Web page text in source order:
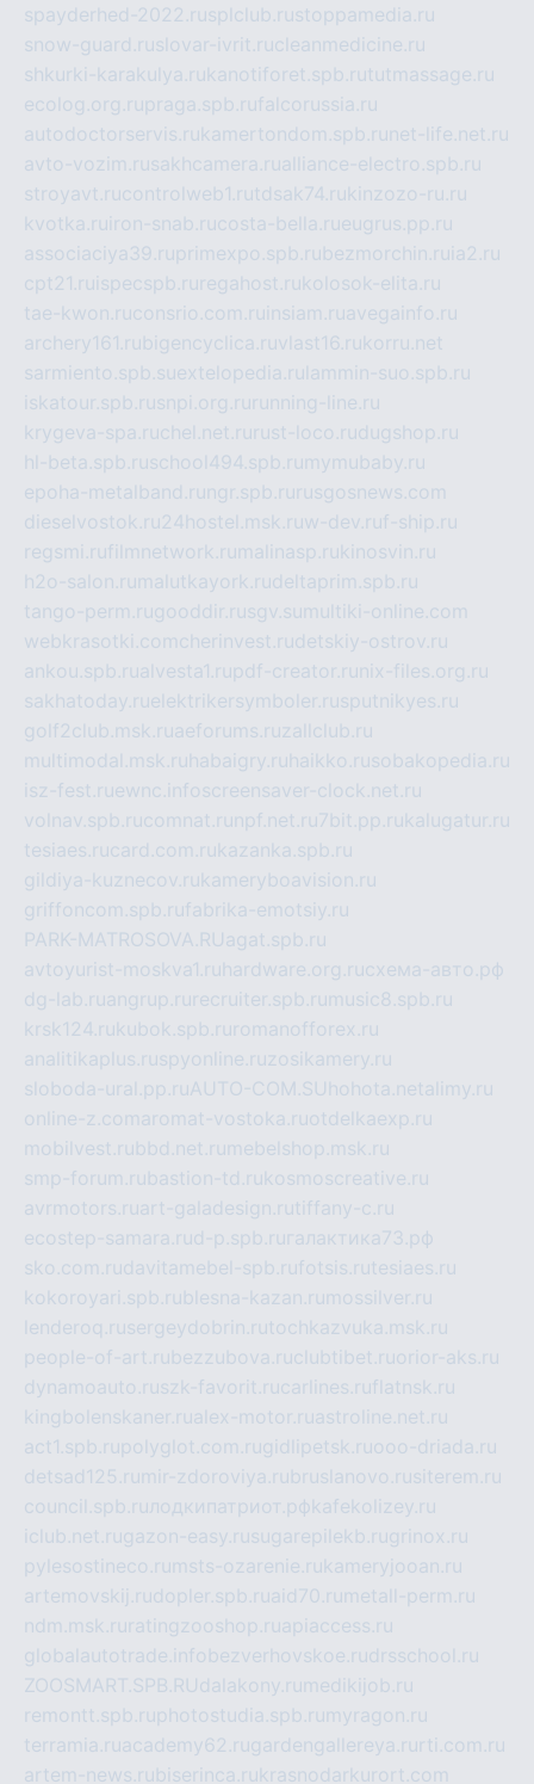
spayderhed-2022.rusplclub.rustoppamedia.ru
snow-guard.ruslovar-ivrit.rucleanmedicine.ru
shkurki-karakulya.rukanotiforet.spb.rututmassage.ru
ecolog.org.rupraga.spb.rufalcorussia.ru
autodoctorservis.rukamertondom.spb.ru net-life.net.ru
avto-vozim.rusakhcamera.rualliance-electro.spb.ru
stroyavt.rucontrolweb1.rutdsak74.rukinzozo-ru.ru
kvotka.ru iron-snab.rucosta-bella.rueugrus.pp.ru
associaciya39.ruprimexpo.spb.rubezmorchin.ru ia2.ru
cpt21.ru ispecspb.ru regahost.rukolosok-elita.ru
tae-kwon.ruconsrio.com.ru insiam.ruavegainfo.ru
archery161.rubigencyclica.ruvlast16.rukorru.net
sarmiento.spb.suextelopedia.ru lammin-suo.spb.ru
iskatour.spb.rusnpi.org.ru running-line.ru
krygeva-spa.ruchel.net.ru rust-loco.rudugshop.ru
hl-beta.spb.ruschool494.spb.ru mymubaby.ru
epoha-metalband.ru ngr.spb.ru rusgosnews.com
dieselvostok.ru24hostel.msk.ruw-dev.ruf-ship.ru
regsmi.rufilmnetwork.ru malinasp.rukinosvin.ru
h2o-salon.ru malutkayork.rudeltaprim.spb.ru
tango-perm.rugooddir.rusgv.su multiki-online.com
webkrasotki.comcherinvest.rudetskiy-ostrov.ru
ankou.spb.rualvesta1.rupdf-creator.ru nix-files.org.ru
sakhatoday.ruelektrikersymboler.rusputnikyes.ru
golf2club.msk.ruaeforums.ruzallclub.ru
multimodal.msk.ru habaigry.ru haikko.rusobakopedia.ru
isz-fest.ruewnc.infoscreensaver-clock.net.ru
volnav.spb.rucomnat.ru npf.net.ru 7bit.pp.rukalugatur.ru
tesiaes.rucard.com.rukazanka.spb.ru
gildiya-kuznecov.rukameryboavision.ru
griffoncom.spb.rufabrika-emotsiy.ru
PARK-MATROSOVA.RUagat.spb.ru
avtoyurist-moskva1.ru hardware.org.ruсхема-авто.рф
dg-lab.ruangrup.ru recruiter.spb.ru music8.spb.ru
krsk124.rukubok.spb.ru romanofforex.ru
analitikaplus.ruspyonline.ruzosikamery.ru
sloboda-ural.pp.ruAUTO-COM.SU hohota.net alimy.ru
online-z.comaromat-vostoka.ruotdelkaexp.ru
mobilvest.rubbd.net.ru mebelshop.msk.ru
smp-forum.rubastion-td.rukosmoscreative.ru
avrmotors.ruart-galadesign.rutiffany-c.ru
ecostep-samara.rud-p.spb.ru галактика73.рф
sko.com.rudavitamebel-spb.rufotsis.rutesiaes.ru
kokoroyari.spb.rublesna-kazan.ru mossilver.ru
lenderoq.rusergeydobrin.rutochkazvuka.msk.ru
people-of-art.rubezzubova.ruclubtibet.ruorior-aks.ru
dynamoauto.ruszk-favorit.rucarlines.ruflatnsk.ru
kingbolenskaner.rualex-motor.ruastroline.net.ru
act1.spb.rupolyglot.com.rugidlipetsk.ruooo-driada.ru
detsad125.ru mir-zdoroviya.rubruslanovo.rusiterem.ru
council.spb.ruлодкипатриот.рфkafekolizey.ru
iclub.net.rugazon-easy.rusugarepilekb.rugrinox.ru
pylesostineco.ru msts-ozarenie.rukameryjooan.ru
artemovskij.rudopler.spb.ruaid70.ru metall-perm.ru
ndm.msk.ru ratingzooshop.ruapiaccess.ru
globalautotrade.info bezverhovskoe.rudrsschool.ru
ZOOSMART.SPB.RUdalakony.ru medikijob.ru
remontt.spb.ruphotostudia.spb.ru myragon.ru
terramia.ruacademy62.rugardengallereya.ru rti.com.ru
artem-news.rubiserinca.rukrasnodarkurort.com